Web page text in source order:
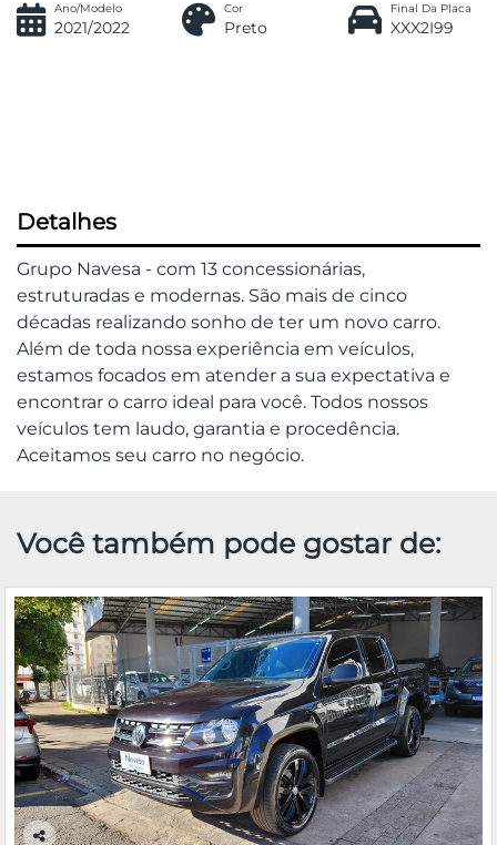
Ano/Modelo
2021/2022
Cor
Preto
Final Da Placa
XXX2I99
Detalhes
Grupo Navesa - com 13 concessionárias,
estruturadas e modernas. São mais de cinco
décadas realizando sonho de ter um novo carro.
Além de toda nossa experiência em veículos,
estamos focados em atender a sua expectativa e
encontrar o carro ideal para você. Todos nossos
veículos tem laudo, garantia e procedência.
Aceitamos seu carro no negócio.
Você também pode gostar de: